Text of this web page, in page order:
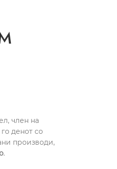
член на
денот со
производи,
.